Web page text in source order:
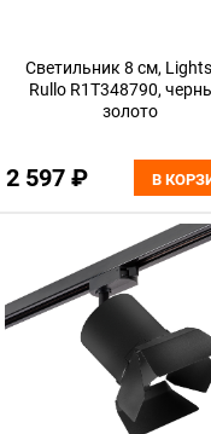
Светильник 8 см,
Rullo R1T348790,
золото
2 597 ₽ В